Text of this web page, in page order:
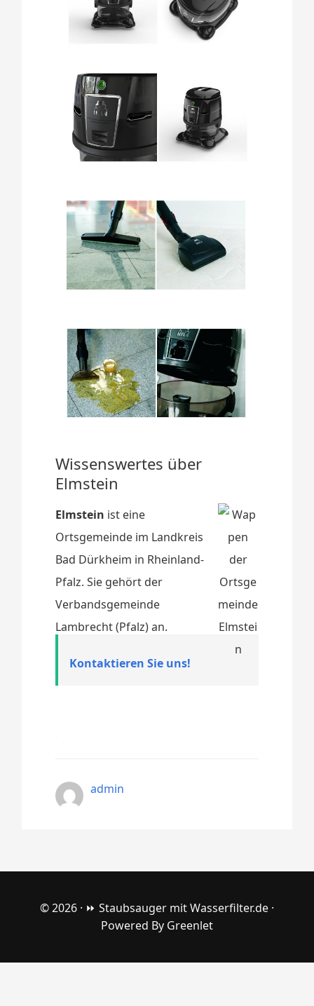
Wissenswertes über
Elmstein
Elmstein ist eine
Ortsgemeinde im Landkreis
Bad Dürkheim in Rheinland-
Pfalz. Sie gehört der
Verbandsgemeinde
Lambrecht (Pfalz) an.
Kontaktieren Sie uns!
admin
© 2026 · ⏩ Staubsauger mit Wasserfilter.de ·
Powered By Greenlet